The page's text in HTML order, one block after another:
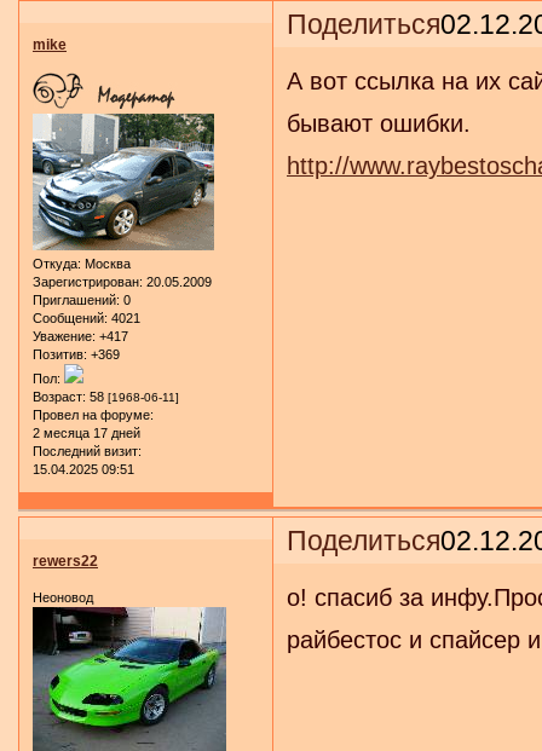
Поделиться
mike
Откуда: Москва
Зарегистрирован: 20.05.2009
Приглашений: 0
Сообщений: 4021
Уважение: +417
Позитив: +369
Пол:
Возраст: 58 [1968-06-11]
Провел на форуме:
2 месяца 17 дней
Последний визит:
15.04.2025 09:51
А вот ссылка на их
бывают ошибки.
http://
Поделиться
rewers22
Неоновод
о! спасиб за
райбестос и спайсер